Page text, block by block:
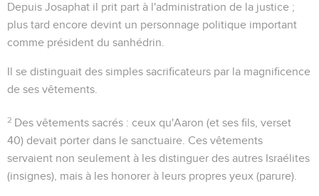
Depuis Josaphat il prit part à l'administration de la justice ;
plus tard encore devint un personnage politique important
comme président du sanhédrin.
Il se distinguait des simples sacrificateurs par la magnificence
de ses vêtements.
2 Des vêtements sacrés : ceux qu'Aaron (et ses fils, verset
40) devait porter dans le sanctuaire. Ces vêtements
servaient non seulement à les distinguer des autres Israélites
(insignes), mais à les honorer à leurs propres yeux (parure).